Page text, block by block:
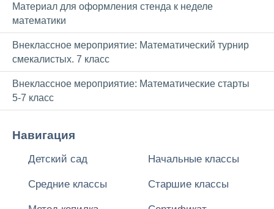
Материал для оформления стенда к неделе
математики
Внеклассное мероприятие: Математический турнир
смекалистых. 7 класс
Внеклассное мероприятие: Математические старты
5-7 класс
Навигация
Детский сад Начальные классы
Средние классы Старшие классы